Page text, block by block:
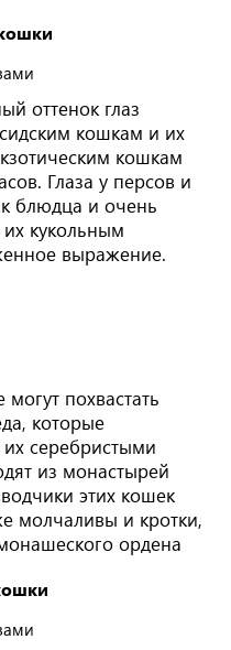
оттенок глаз
кошкам и их
кошкам
Глаза у персов и
блюдца и очень
кукольным
выражение.
похвастать
которые
серебристыми
из монастырей
этих кошек
молчаливы и кротки,
ордена